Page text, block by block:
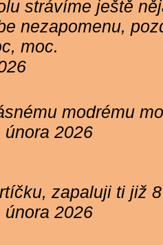
strávíme ještě
nezapomenu,
moc.
modrému
února 2026
zapaluji ti již
února 2026